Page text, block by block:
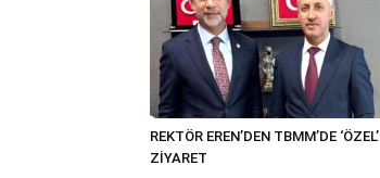
REKTÖR EREN’DEN TBMM’DE ‘ÖZEL’
ZİYARET